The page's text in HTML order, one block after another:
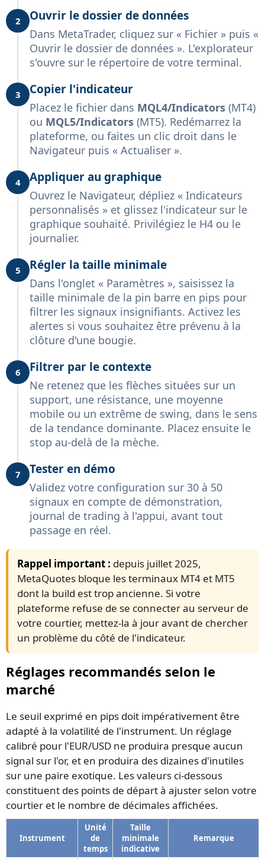
2 Ouvrir le dossier de données
Dans MetaTrader, cliquez sur « Fichier » puis «
Ouvrir le dossier de données ». L'explorateur
s'ouvre sur le répertoire de votre terminal.
3 Copier l'indicateur
Placez le fichier dans MQL4/Indicators (MT4)
ou MQL5/Indicators (MT5). Redémarrez la
plateforme, ou faites un clic droit dans le
Navigateur puis « Actualiser ».
4 Appliquer au graphique
Ouvrez le Navigateur, dépliez « Indicateurs
personnalisés » et glissez l'indicateur sur le
graphique souhaité. Privilégiez le H4 ou le
journalier.
5 Régler la taille minimale
Dans l'onglet « Paramètres », saisissez la
taille minimale de la pin barre en pips pour
filtrer les signaux insignifiants. Activez les
alertes si vous souhaitez être prévenu à la
clôture d'une bougie.
6 Filtrer par le contexte
Ne retenez que les flèches situées sur un
support, une résistance, une moyenne
mobile ou un extrême de swing, dans le sens
de la tendance dominante. Placez ensuite le
stop au-delà de la mèche.
7 Tester en démo
Validez votre configuration sur 30 à 50
signaux en compte de démonstration,
journal de trading à l'appui, avant tout
passage en réel.
Rappel important : depuis juillet 2025,
MetaQuotes bloque les terminaux MT4 et MT5
dont la build est trop ancienne. Si votre
plateforme refuse de se connecter au serveur de
votre courtier, mettez-la à jour avant de chercher
un problème du côté de l'indicateur.
Réglages recommandés selon le
marché
Le seuil exprimé en pips doit impérativement être
adapté à la volatilité de l'instrument. Un réglage
calibré pour l'EUR/USD ne produira presque aucun
signal sur l'or, et en produira des dizaines d'inutiles
sur une paire exotique. Les valeurs ci-dessous
constituent des points de départ à ajuster selon votre
courtier et le nombre de décimales affichées.
Instrument
Unité
de
temps
Taille
minimale
indicative
Remarque